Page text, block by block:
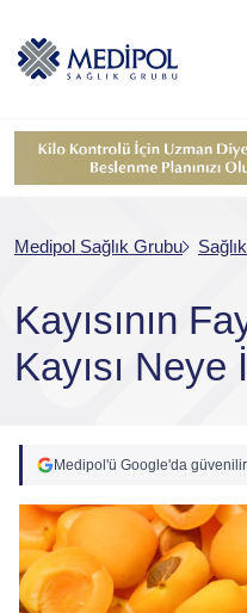
Medipol Sağlık Grubu
Kayısının
Kayısı Neye
Medipol'ü Google'da